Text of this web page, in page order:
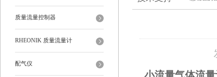
质量流量控制器
RHEONIK 质量流量计
配气仪